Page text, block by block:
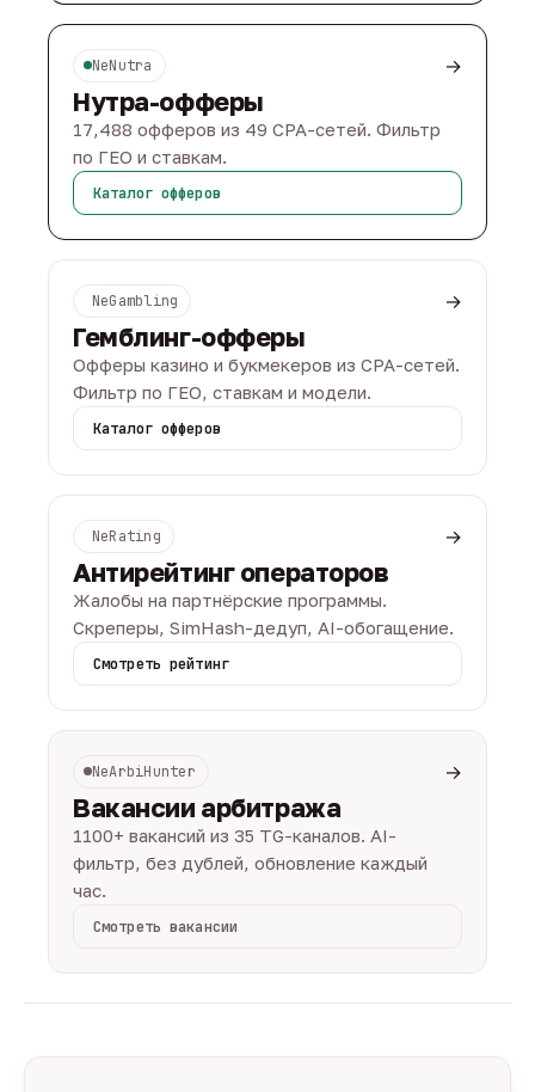
NeNutra →
Нутра-офферы
17,488 офферов из 49 CPA-сетей. Фильтр
по ГЕО и ставкам.
Каталог офферов
NeGambling →
Гемблинг-офферы
Офферы казино и букмекеров из CPA-сетей.
Фильтр по ГЕО, ставкам и модели.
Каталог офферов
NeRating →
Антирейтинг операторов
Жалобы на партнёрские программы.
Скреперы, SimHash-дедуп, AI-обогащение.
Смотреть рейтинг
NeArbiHunter →
Вакансии арбитража
1100+ вакансий из 35 TG-каналов. AI-
фильтр, без дублей, обновление каждый
час.
Смотреть вакансии